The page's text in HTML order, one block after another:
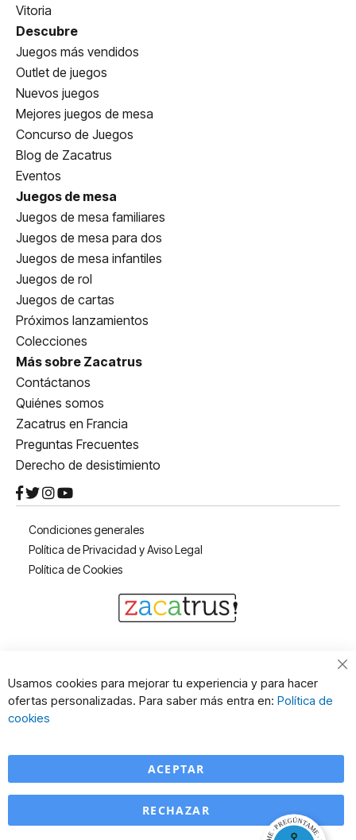
Vitoria
Descubre
Juegos más vendidos
Outlet de juegos
Nuevos juegos
Mejores juegos de mesa
Concurso de Juegos
Blog de Zacatrus
Eventos
Juegos de mesa
Juegos de mesa familiares
Juegos de mesa para dos
Juegos de mesa infantiles
Juegos de rol
Juegos de cartas
Próximos lanzamientos
Colecciones
Más sobre Zacatrus
Contáctanos
Quiénes somos
Zacatrus en Francia
Preguntas Frecuentes
Derecho de desistimiento
Condiciones generales
Política de Privacidad y Aviso Legal
Política de Cookies
Usamos cookies para mejorar tu experiencia y para hacer
ofertas personalizadas. Para saber más entra en: Política de
cookies
ACEPTAR
RECHAZAR